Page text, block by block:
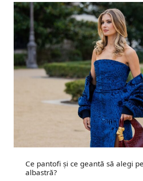
Ce pantofi și ce geantă să alegi
albastră?